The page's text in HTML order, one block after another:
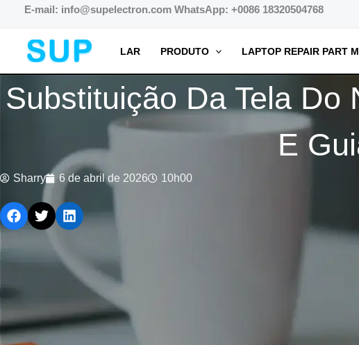
E-mail: info@supelectron.com WhatsApp: +0086 18320504768
LAR PRODUTO LAPTOP REPAIR PART
Substituição Da Tela
E
Sharry 6 de abril de 2026 10h00